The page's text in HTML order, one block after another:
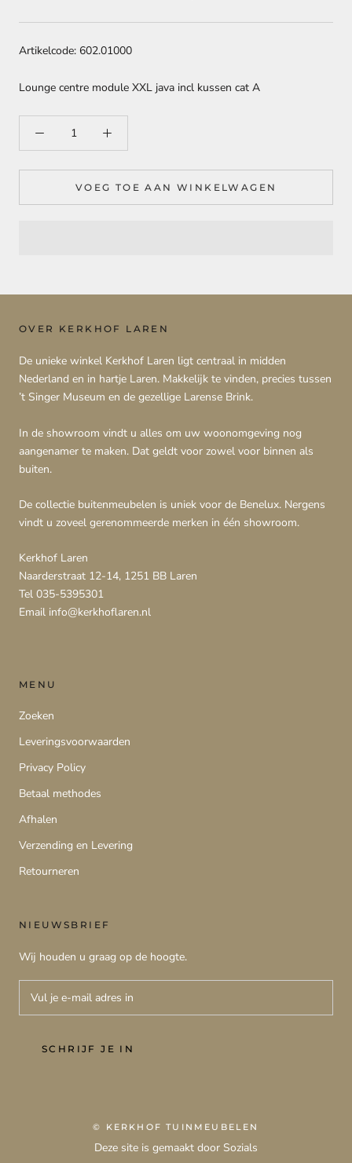
Artikelcode: 602.01000
Lounge centre module XXL java incl kussen cat A
VOEG TOE AAN WINKELWAGEN
OVER KERKHOF LAREN
De unieke winkel Kerkhof Laren ligt centraal in midden
Nederland en in hartje Laren. Makkelijk te vinden, precies tussen
’t Singer Museum en de gezellige Larense Brink.
In de showroom vindt u alles om uw woonomgeving nog
aangenamer te maken. Dat geldt voor zowel voor binnen als
buiten.
De collectie buitenmeubelen is uniek voor de Benelux. Nergens
vindt u zoveel gerenommeerde merken in één showroom.
Kerkhof Laren
Naarderstraat 12-14, 1251 BB Laren
Tel 035-5395301
Email info@kerkhoflaren.nl
MENU
Zoeken
Leveringsvoorwaarden
Privacy Policy
Betaal methodes
Afhalen
Verzending en Levering
Retourneren
NIEUWSBRIEF
Wij houden u graag op de hoogte.
SCHRIJF JE IN
© KERKHOF TUINMEUBELEN
Deze site is gemaakt door Sozials